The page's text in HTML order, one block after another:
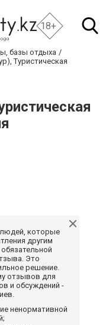
18+
базы отдыха
Туристическая
которые
другим
Это
решение.
отзывов для
и обсуждений -
ненормативной